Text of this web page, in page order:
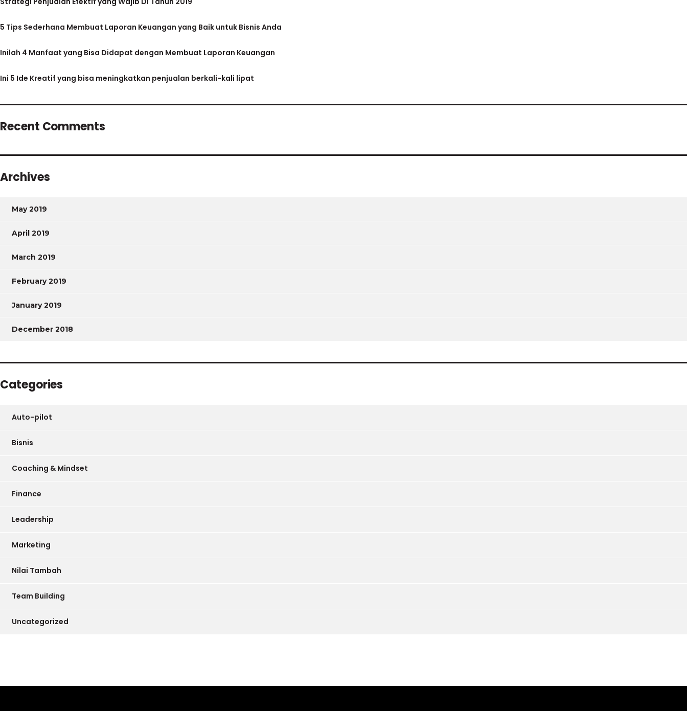
5 Tips Sederhana Membuat Laporan Keuangan yang Baik untuk Bisnis Anda
Inilah 4 Manfaat yang Bisa Didapat dengan Membuat Laporan Keuangan
Ini 5 Ide Kreatif yang bisa meningkatkan penjualan berkali-kali lipat
Recent Comments
Archives
May 2019
April 2019
March 2019
February 2019
January 2019
December 2018
Categories
Auto-pilot
Bisnis
Coaching & Mindset
Finance
Leadership
Marketing
Nilai Tambah
Team Building
Uncategorized